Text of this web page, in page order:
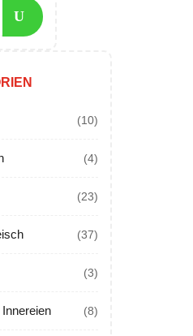
(10)
(4)
(23)
(37)
(3)
(8)